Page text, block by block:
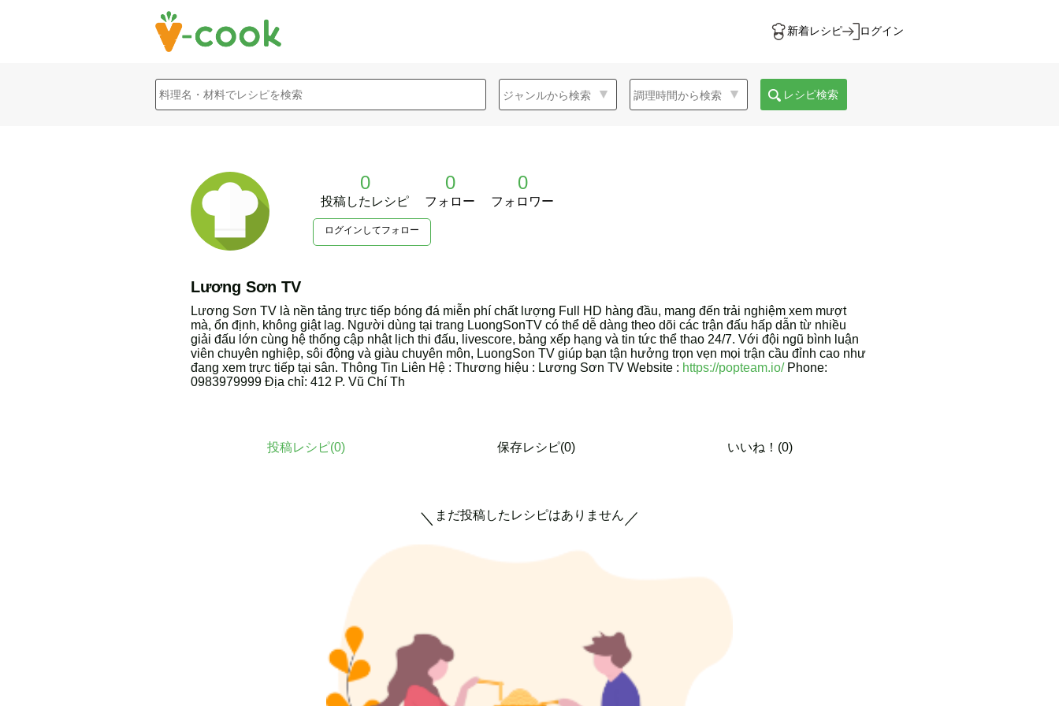
新着レシピ ログイン
レシピ検索
0
投稿したレシピ
0
フォロー
0
フォロワー
ログインしてフォロー
Lương Sơn TV
Lương Sơn TV là nền tảng trực tiếp bóng đá miễn phí chất lượng Full HD hàng đầu, mang đến trải nghiệm xem mượt
mà, ổn định, không giật lag. Người dùng tại trang LuongSonTV có thể dễ dàng theo dõi các trận đấu hấp dẫn từ nhiều
giải đấu lớn cùng hệ thống cập nhật lịch thi đấu, livescore, bảng xếp hạng và tin tức thể thao 24/7. Với đội ngũ bình luận
viên chuyên nghiệp, sôi động và giàu chuyên môn, LuongSon TV giúp bạn tận hưởng trọn vẹn mọi trận cầu đỉnh cao như
đang xem trực tiếp tại sân. Thông Tin Liên Hệ : Thương hiệu : Lương Sơn TV Website : https://popteam.io/Phone:
0983979999 Địa chỉ: 412 P. Vũ Chí Th
投稿レシピ(0) 保存レシピ(0) いいね！(0)
＼ まだ投稿したレシピはありません ／